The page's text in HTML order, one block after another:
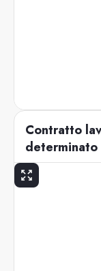
Contratto
determinato